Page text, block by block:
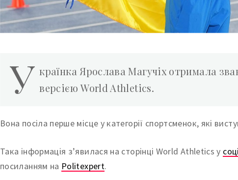
У країнка Ярослава Магучіх отримала
версією World Athletics.
Вона посіла перше місце у категорії спортсменок, які
Така інформація з’явилася на сторінці World Athletics у
посиланням на Politexpert.